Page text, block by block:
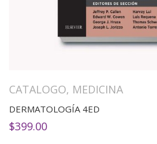
CATALOGO, MEDICINA
DERMATOLOGÍA 4ED
$399.00